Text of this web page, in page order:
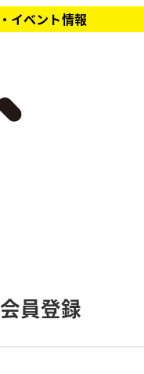
イベント情報
員登録